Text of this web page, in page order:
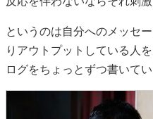
というのは自分へのメッセ
りアウトプットしている人
ログをちょっとずつ書いて